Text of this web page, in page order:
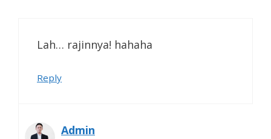
Lah… rajinnya! hahaha
Reply
Admin